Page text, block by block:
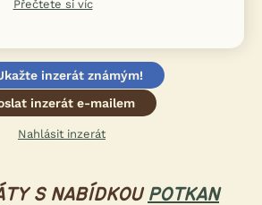
Přečtete si víc
inzerát známým!
inzerát e-mailem
Nahlásit inzerát
S NABÍDKOU POTKAN